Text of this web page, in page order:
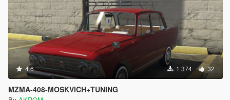
4.6 1 374 32
MZMA-408-MOSKVICH+TUNING